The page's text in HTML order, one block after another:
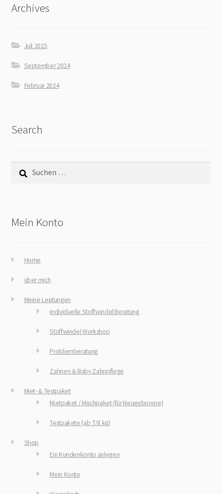
Archives
Juli 2025
September 2024
Februar 2024
Search
nach:
Mein Konto
Home
über mich
Meine Leistungen
individuelle Stoffwindel Beratung
Stoffwindel Workshop
Problemberatung
Zahnen & Baby Zahnpflege
Miet- & Testpaket
Mietpaket / Mischpaket (für Neugeborene)
Testpakete (ab 7/8 kg)
Shop
Ein Kundenkonto anlegen
Mein Konto